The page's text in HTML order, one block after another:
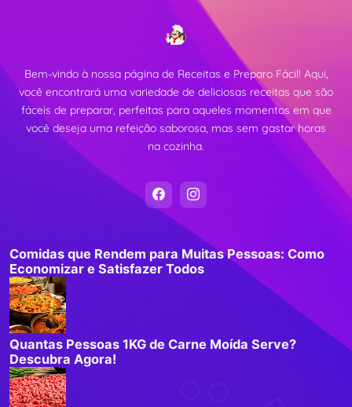
Bem-vindo à nossa página de Receitas e Preparo Fácil! Aqui,
você encontrará uma variedade de deliciosas receitas que são
fáceis de preparar, perfeitas para aqueles momentos em que
você deseja uma refeição saborosa, mas sem gastar horas
na cozinha.
Comidas que Rendem para Muitas Pessoas: Como
Economizar e Satisfazer Todos
Quantas Pessoas 1KG de Carne Moída Serve?
Descubra Agora!